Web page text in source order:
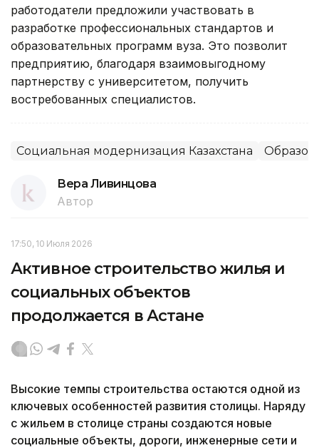
работодатели предложили участвовать в
разработке профессиональных стандартов и
образовательных программ вуза. Это позволит
предприятию, благодаря взаимовыгодному
партнерству с университетом, получить
востребованных специалистов.
Социальная модернизация Казахстана
Вера Ливинцова
Автор
17:50, 10 Июля 2026
Активное строительство жилья и
социальных объектов
продолжается в Астане
Высокие темпы строительства остаются одной из
ключевых особенностей развития столицы. Наряду
с жильем в столице страны создаются новые
социальные объекты, дороги, инженерные сети и